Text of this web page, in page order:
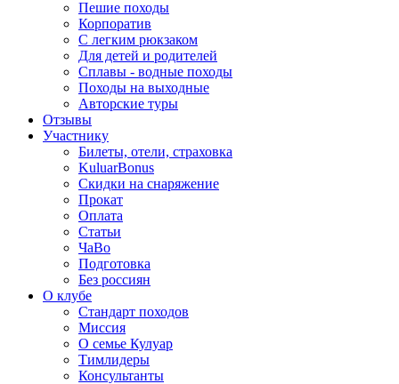
Пешие походы
Корпоратив
С легким рюкзаком
Для детей и родителей
Сплавы - водные походы
Походы на выходные
Авторские туры
Отзывы
Участнику
Билеты, отели, страховка
KuluarBonus
Скидки на снаряжение
Прокат
Оплата
Статьи
ЧаВо
Подготовка
Без россиян
О клубе
Стандарт походов
Миссия
О семье Кулуар
Тимлидеры
Консультанты